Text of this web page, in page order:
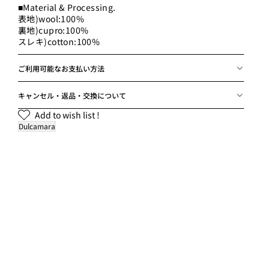
■Material & Processing.
表地)wool:100%
裏地)cupro:100%
スレキ)cotton:100%
ご利用可能なお支払い方法
キャンセル・返品・交換について
Add to wish list !
Dulcamara